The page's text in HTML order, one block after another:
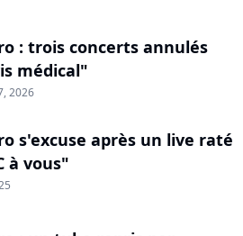
: trois concerts annulés
médical"
2026
s'excuse après un live raté
à vous"